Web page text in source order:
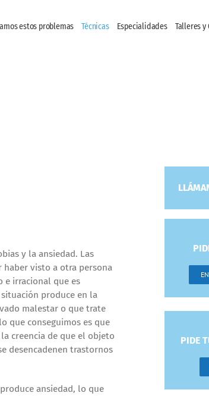
estos problemas Técnicas Especialidades Talleres y
y la ansiedad. Las
haber visto a otra persona
e irracional que es
produce en la
malestar o que trate
que conseguimos es que
creencia de que el objeto
desencadenen trastornos
ansiedad, lo que
PIDE